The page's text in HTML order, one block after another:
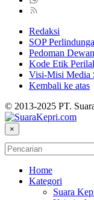
Redaksi
SOP
Pedoman
Kode Etik
Visi-Misi Media
Kembali ke atas
© 2013-2025 PT.
×
Home
Kategori
Suara